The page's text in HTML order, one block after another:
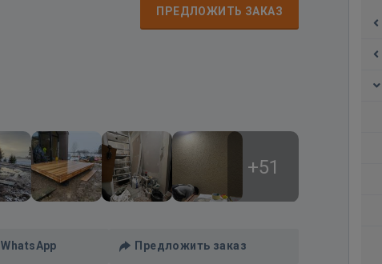
ПРЕДЛОЖИТЬ ЗАКАЗ
+51
WhatsApp Предложить заказ